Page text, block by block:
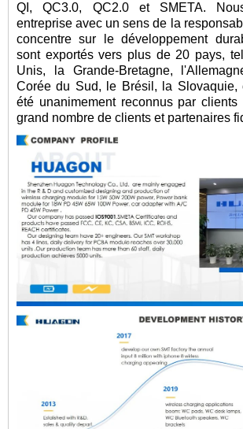
QI, QC3.0, QC2.0 et SMETA.
entreprise avec un sens de la
concentre sur le développement
sont exportés vers plus de 20 pays,
Unis, la Grande-Bretagne,
Corée du Sud, le Brésil, la Slovaquie,
été unanimement reconnus par
grand nombre de clients et partenaires